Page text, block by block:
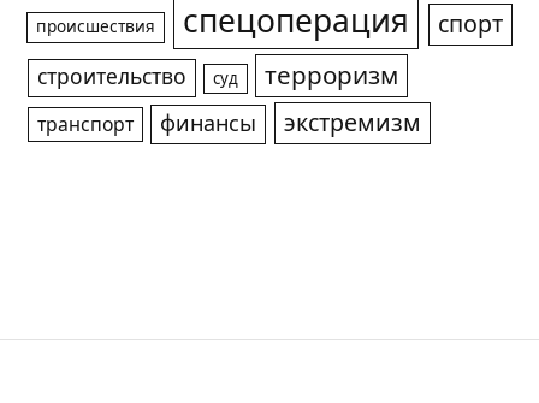
происшествия спецоперация спорт
строительство суд терроризм
транспорт финансы экстремизм